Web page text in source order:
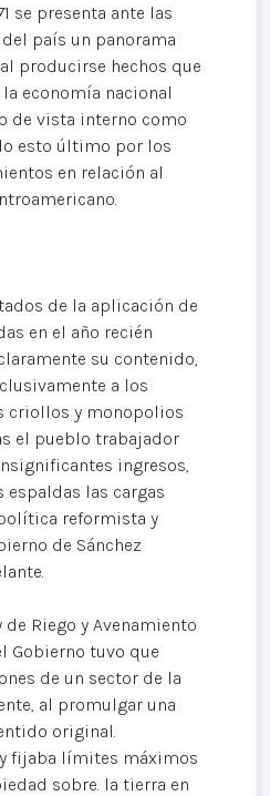
se presenta ante las
país un panorama
producirse hechos que
economía nacional
de vista interno como
esto último por los
en relación al
de la aplicación de
en el año recién
su contenido,
a los
criollos y monopolios
el pueblo trabajador
ingresos,
espaldas las cargas
reformista y
de Sánchez
de Riego y Avenamiento
Gobierno tuvo que
de un sector de la
al promulgar una
original.
fijaba límites máximos
sobre. la tierra en